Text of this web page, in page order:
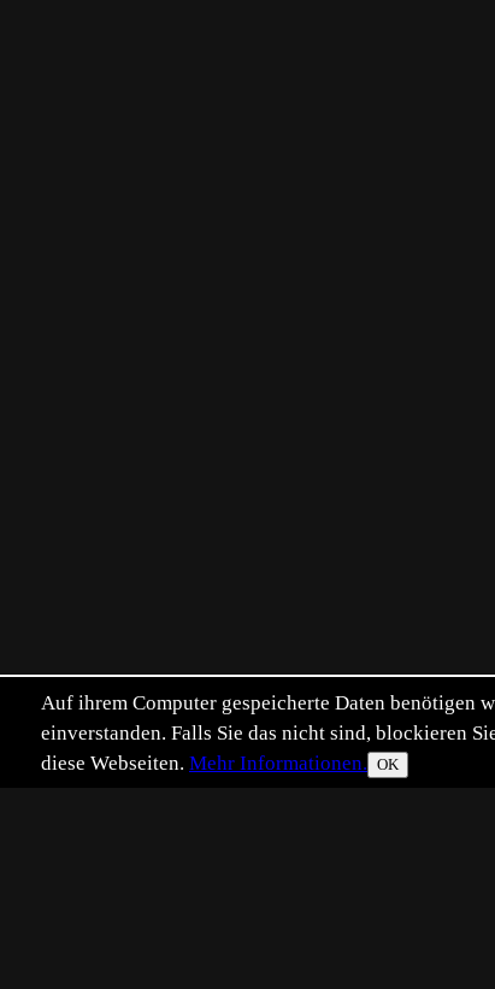
Auf ihrem Computer gespeicherte Daten benötigen
einverstanden. Falls Sie das nicht sind, blockieren
diese Webseiten. Mehr Informationen. OK